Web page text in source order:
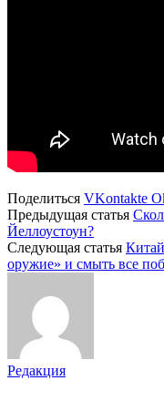
Поделиться VKontakte
Предыдущая статья
Йеллоустоун?
Следующая статья
оружие» и смыть все
Редакция